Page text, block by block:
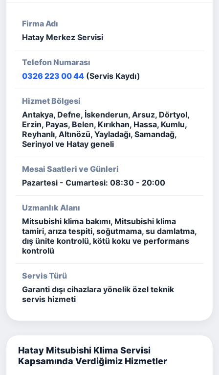
Firma Adı
Hatay Merkez Servisi
Telefon Numarası
0326 223 00 44 (Servis Kaydı)
Hizmet Bölgesi
Antakya, Defne, İskenderun, Arsuz, Dörtyol,
Erzin, Payas, Belen, Kırıkhan, Hassa, Kumlu,
Reyhanlı, Altınözü, Yayladağı, Samandağ,
Serinyol ve Hatay geneli
Mesai Saatleri ve Günleri
Pazartesi - Cumartesi: 08:30 - 20:00
Uzmanlık Alanı
Mitsubishi klima bakımı, Mitsubishi klima
tamiri, arıza tespiti, soğutmama, su damlatma,
dış ünite kontrolü, kötü koku ve performans
kontrolü
Servis Türü
Garanti dışı cihazlara yönelik özel teknik
servis hizmeti
Hatay Mitsubishi Klima Servisi
Kapsamında Verdiğimiz Hizmetler